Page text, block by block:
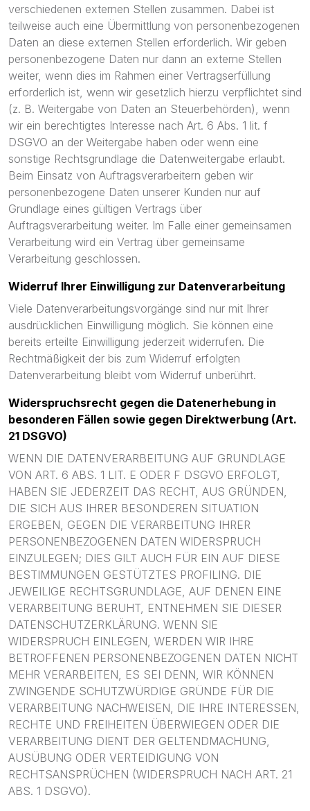
verschiedenen externen Stellen zusammen. Dabei ist
teilweise auch eine Übermittlung von personenbezogenen
Daten an diese externen Stellen erforderlich. Wir geben
personenbezogene Daten nur dann an externe Stellen
weiter, wenn dies im Rahmen einer Vertragserfüllung
erforderlich ist, wenn wir gesetzlich hierzu verpflichtet sind
(z. B. Weitergabe von Daten an Steuerbehörden), wenn
wir ein berechtigtes Interesse nach Art. 6 Abs. 1 lit. f
DSGVO an der Weitergabe haben oder wenn eine
sonstige Rechtsgrundlage die Datenweitergabe erlaubt.
Beim Einsatz von Auftragsverarbeitern geben wir
personenbezogene Daten unserer Kunden nur auf
Grundlage eines gültigen Vertrags über
Auftragsverarbeitung weiter. Im Falle einer gemeinsamen
Verarbeitung wird ein Vertrag über gemeinsame
Verarbeitung geschlossen.
Widerruf Ihrer Einwilligung zur Datenverarbeitung
Viele Datenverarbeitungsvorgänge sind nur mit Ihrer
ausdrücklichen Einwilligung möglich. Sie können eine
bereits erteilte Einwilligung jederzeit widerrufen. Die
Rechtmäßigkeit der bis zum Widerruf erfolgten
Datenverarbeitung bleibt vom Widerruf unberührt.
Widerspruchsrecht gegen die Datenerhebung in
besonderen Fällen sowie gegen Direktwerbung (Art.
21 DSGVO)
WENN DIE DATENVERARBEITUNG AUF GRUNDLAGE
VON ART. 6 ABS. 1 LIT. E ODER F DSGVO ERFOLGT,
HABEN SIE JEDERZEIT DAS RECHT, AUS GRÜNDEN,
DIE SICH AUS IHRER BESONDEREN SITUATION
ERGEBEN, GEGEN DIE VERARBEITUNG IHRER
PERSONENBEZOGENEN DATEN WIDERSPRUCH
EINZULEGEN; DIES GILT AUCH FÜR EIN AUF DIESE
BESTIMMUNGEN GESTÜTZTES PROFILING. DIE
JEWEILIGE RECHTSGRUNDLAGE, AUF DENEN EINE
VERARBEITUNG BERUHT, ENTNEHMEN SIE DIESER
DATENSCHUTZERKLÄRUNG. WENN SIE
WIDERSPRUCH EINLEGEN, WERDEN WIR IHRE
BETROFFENEN PERSONENBEZOGENEN DATEN NICHT
MEHR VERARBEITEN, ES SEI DENN, WIR KÖNNEN
ZWINGENDE SCHUTZWÜRDIGE GRÜNDE FÜR DIE
VERARBEITUNG NACHWEISEN, DIE IHRE INTERESSEN,
RECHTE UND FREIHEITEN ÜBERWIEGEN ODER DIE
VERARBEITUNG DIENT DER GELTENDMACHUNG,
AUSÜBUNG ODER VERTEIDIGUNG VON
RECHTSANSPRÜCHEN (WIDERSPRUCH NACH ART. 21
ABS. 1 DSGVO).